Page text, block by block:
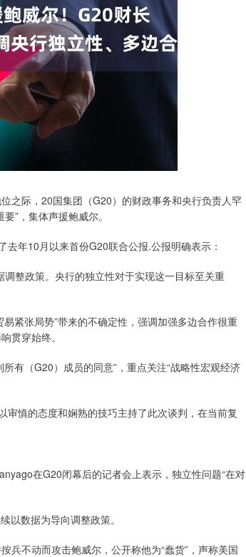
之际，20国集团（G20）的财政事务和央行负责人罕
”，集体声援鲍威尔。
年10月以来首份G20联合公报.公报明确表示：
整政策。央行的独立性对于实现这一目标至关重
紧张局势”带来的不确定性，强调加强多边合作很重
贯穿始终。
有（G20）成员的同意”，重点关注“战略性宏观经济
审慎的态度和娴熟的技巧主持了此次谈判，在当前复
在G20闭幕后的记者会上表示，独立性问题“在对
以数据为导向调整政策。
兵不动而攻击鲍威尔，公开称他为“蠢货”，声称美国